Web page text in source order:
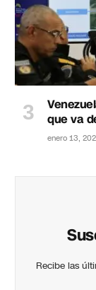
que va
enero 13,
Recibe las